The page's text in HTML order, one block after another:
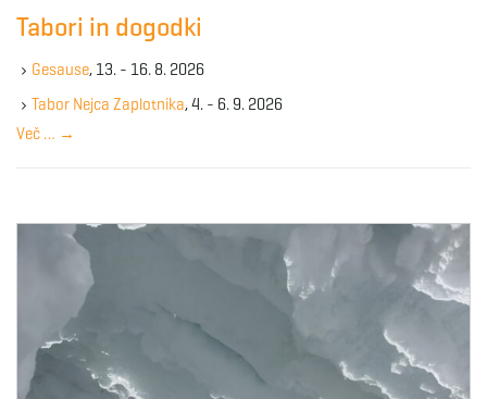
e
y
w
r
Tabori in dogodki
Gesause, 13. - 16. 8. 2026
Tabor Nejca Zaplotnika, 4. - 6. 9. 2026
Več … →